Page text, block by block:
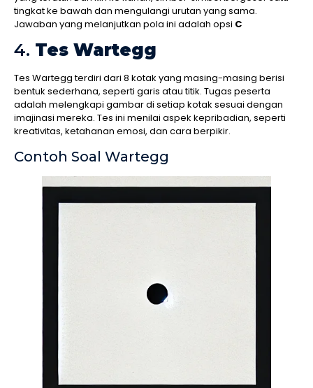
tingkat ke bawah dan mengulangi urutan yang sama.
Jawaban yang melanjutkan pola ini adalah opsi C
4. Tes Wartegg
Tes Wartegg terdiri dari 8 kotak yang masing-masing berisi
bentuk sederhana, seperti garis atau titik. Tugas peserta
adalah melengkapi gambar di setiap kotak sesuai dengan
imajinasi mereka. Tes ini menilai aspek kepribadian, seperti
kreativitas, ketahanan emosi, dan cara berpikir.
Contoh Soal Wartegg